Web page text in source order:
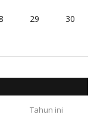
29 30
Tahun ini